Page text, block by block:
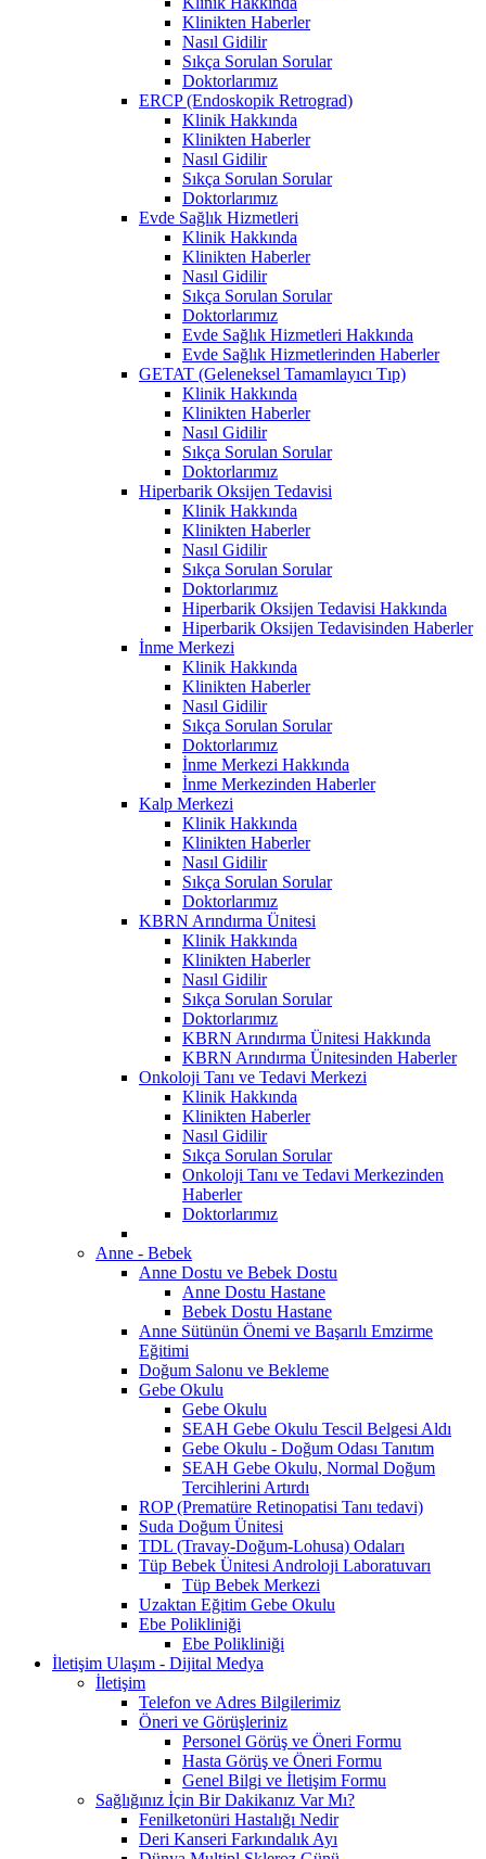
Klinikten Haberler
Nasıl Gidilir
Sıkça Sorulan Sorular
Doktorlarımız
ERCP (Endoskopik Retrograd)
Klinik Hakkında
Klinikten Haberler
Nasıl Gidilir
Sıkça Sorulan Sorular
Doktorlarımız
Evde Sağlık Hizmetleri
Klinik Hakkında
Klinikten Haberler
Nasıl Gidilir
Sıkça Sorulan Sorular
Doktorlarımız
Evde Sağlık Hizmetleri Hakkında
Evde Sağlık Hizmetlerinden Haberler
GETAT (Geleneksel Tamamlayıcı Tıp)
Klinik Hakkında
Klinikten Haberler
Nasıl Gidilir
Sıkça Sorulan Sorular
Doktorlarımız
Hiperbarik Oksijen Tedavisi
Klinik Hakkında
Klinikten Haberler
Nasıl Gidilir
Sıkça Sorulan Sorular
Doktorlarımız
Hiperbarik Oksijen Tedavisi Hakkında
Hiperbarik Oksijen Tedavisinden Haberler
İnme Merkezi
Klinik Hakkında
Klinikten Haberler
Nasıl Gidilir
Sıkça Sorulan Sorular
Doktorlarımız
İnme Merkezi Hakkında
İnme Merkezinden Haberler
Kalp Merkezi
Klinik Hakkında
Klinikten Haberler
Nasıl Gidilir
Sıkça Sorulan Sorular
Doktorlarımız
KBRN Arındırma Ünitesi
Klinik Hakkında
Klinikten Haberler
Nasıl Gidilir
Sıkça Sorulan Sorular
Doktorlarımız
KBRN Arındırma Ünitesi Hakkında
KBRN Arındırma Ünitesinden Haberler
Onkoloji Tanı ve Tedavi Merkezi
Klinik Hakkında
Klinikten Haberler
Nasıl Gidilir
Sıkça Sorulan Sorular
Onkoloji Tanı ve Tedavi Merkezinden
Haberler
Doktorlarımız
Anne - Bebek
Anne Dostu ve Bebek Dostu
Anne Dostu Hastane
Bebek Dostu Hastane
Anne Sütünün Önemi ve Başarılı Emzirme
Eğitimi
Doğum Salonu ve Bekleme
Gebe Okulu
Gebe Okulu
SEAH Gebe Okulu Tescil Belgesi Aldı
Gebe Okulu - Doğum Odası Tanıtım
SEAH Gebe Okulu, Normal Doğum
Tercihlerini Artırdı
ROP (Prematüre Retinopatisi Tanı tedavi)
Suda Doğum Ünitesi
TDL (Travay-Doğum-Lohusa) Odaları
Tüp Bebek Ünitesi Androloji Laboratuvarı
Tüp Bebek Merkezi
Uzaktan Eğitim Gebe Okulu
Ebe Polikliniği
Ebe Polikliniği
İletişim Ulaşım - Dijital Medya
İletişim
Telefon ve Adres Bilgilerimiz
Öneri ve Görüşleriniz
Personel Görüş ve Öneri Formu
Hasta Görüş ve Öneri Formu
Genel Bilgi ve İletişim Formu
Sağlığınız İçin Bir Dakikanız Var Mı?
Fenilketonüri Hastalığı Nedir
Deri Kanseri Farkındalık Ayı